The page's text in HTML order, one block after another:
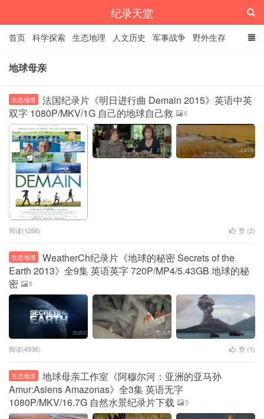
纪录天堂
首页 科学探索 生态地理 人文历史 军事战争 野外生存
经典纪录
地球母亲
生态地理
法国纪录片《明日进行曲 Demain 2015》英语中英
双字 1080P/MKV/1G 自己的地球自己救
6
阅读(1268) 赞 (2)
生态地理
WeatherCh纪录片《地球的秘密 Secrets of the
Earth 2013》全9集 英语英字 720P/MP4/5.43GB 地球的秘
密
8
阅读(4936) 赞 (1)
生态地理
地球母亲工作室《阿穆尔河：亚洲的亚马孙
Amur:Asiens Amazonas》全3集 英语无字
1080P/MKV/16.7G 自然水景纪录片下载
5